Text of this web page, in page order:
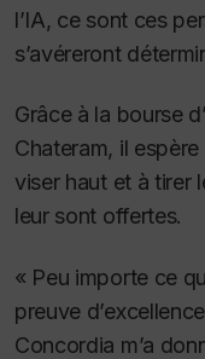
l’IA, ce sont ces
s’avéreront
Grâce à la bourse
Chateram, il
viser haut et à tirer
leur sont offertes.
« Peu importe ce
preuve
Concordia m’a